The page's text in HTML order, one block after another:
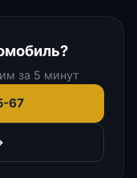
за 5 минут
67